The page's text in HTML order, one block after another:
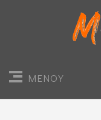
ΜΕΝΟΥ